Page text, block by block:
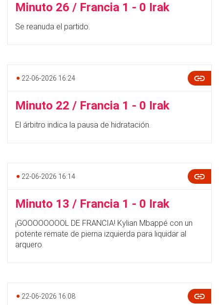
Minuto 26 / Francia 1 - 0 Irak
Se reanuda el partido.
22-06-2026 16:24
Minuto 22 / Francia 1 - 0 Irak
El árbitro indica la pausa de hidratación.
22-06-2026 16:14
Minuto 13 / Francia 1 - 0 Irak
¡GOOOOOOOOL DE FRANCIA! Kylian Mbappé con un
potente remate de pierna izquierda para liquidar al
arquero.
22-06-2026 16:08